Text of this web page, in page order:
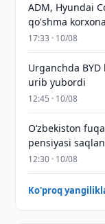
ADM, Hyundai
qo'shma
17:33 · 10/08
Urganchda
urib yubordi
12:45 · 10/08
O‘zbekiston
pensiyasi
12:30 · 10/08
Ko'proq